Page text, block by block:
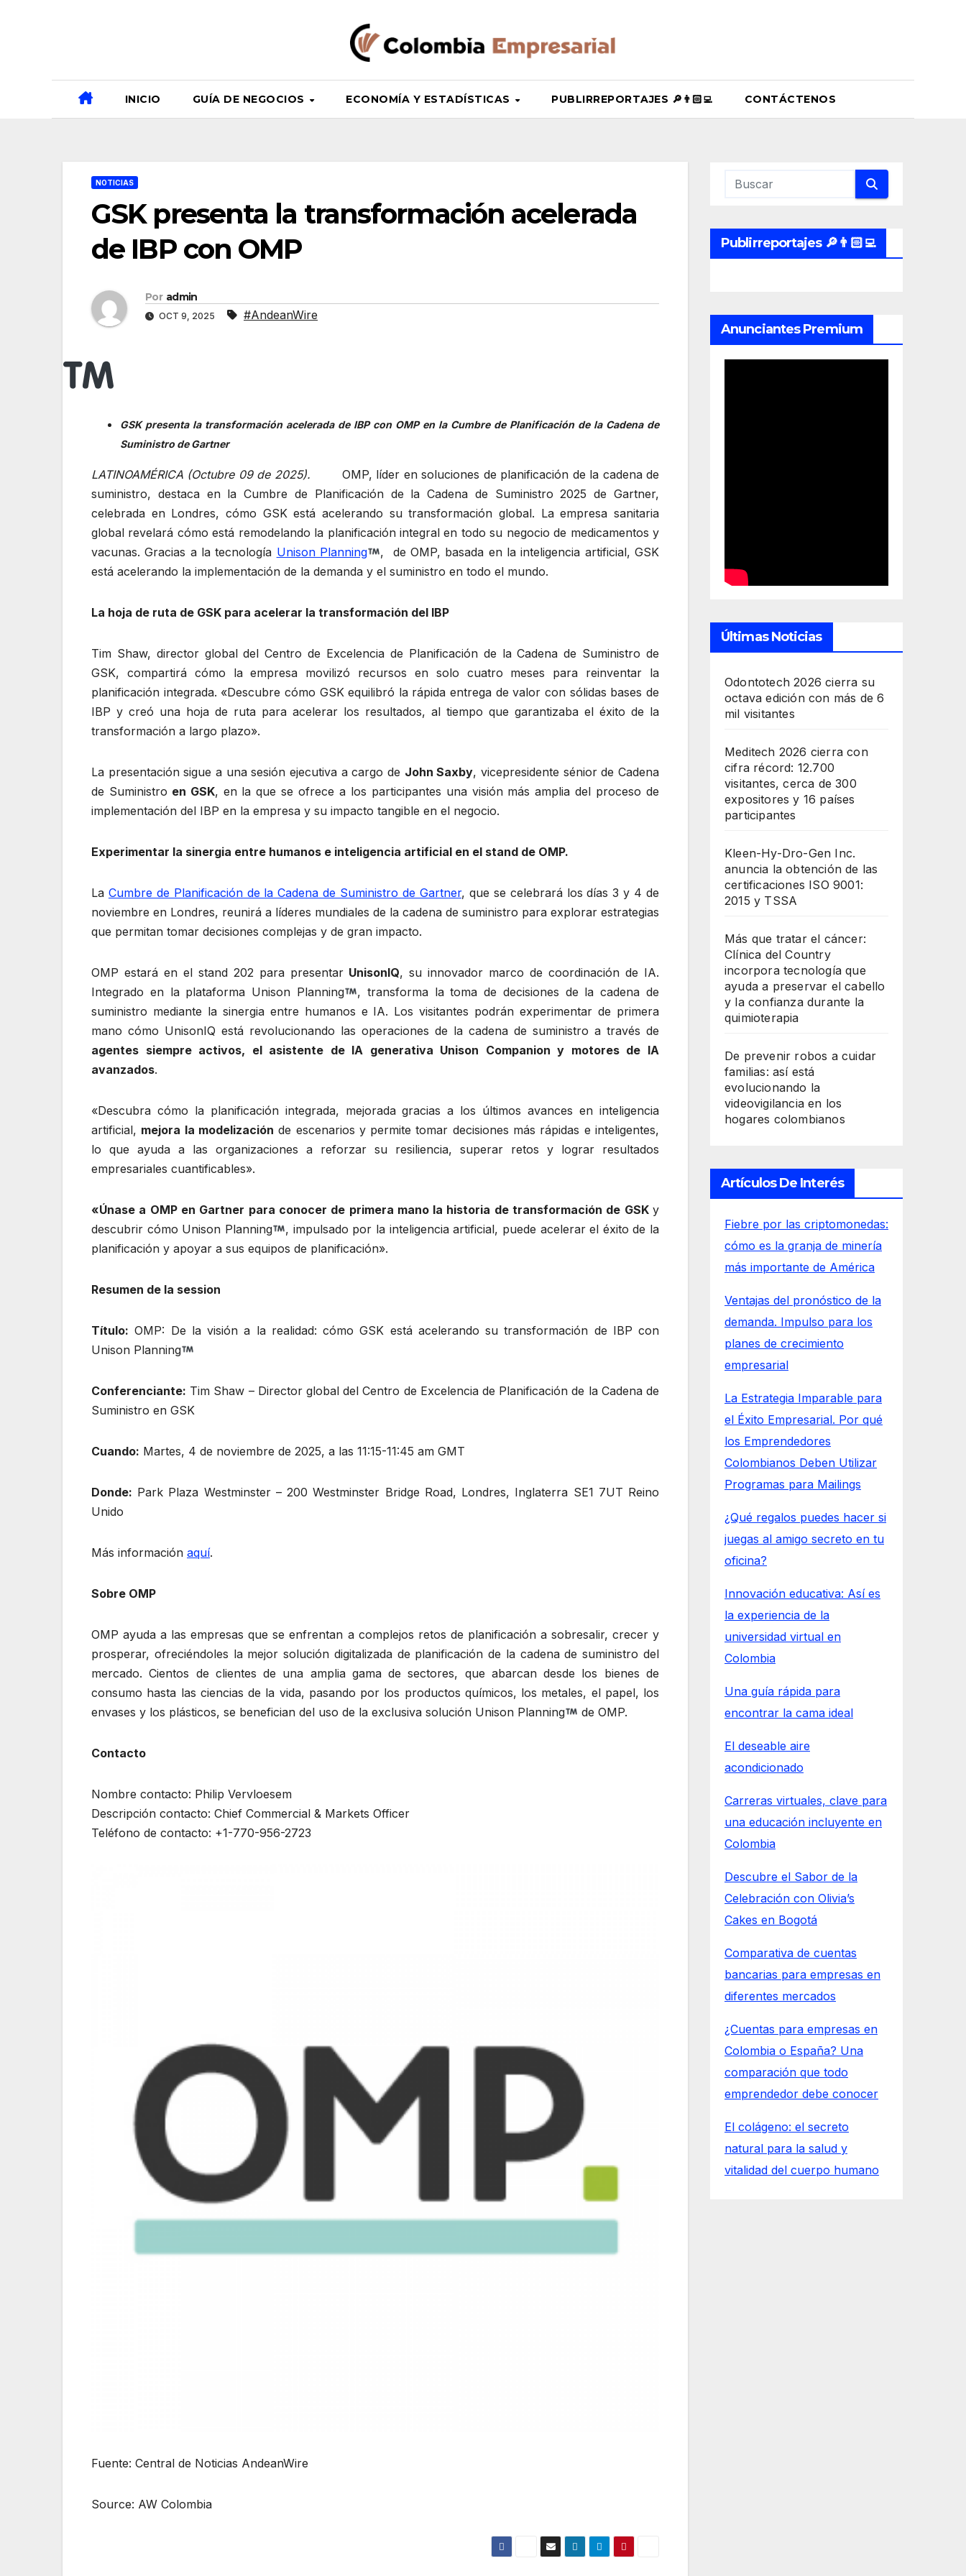
INICIO GUÍA DE NEGOCIOS ECONOMÍA Y ESTADÍSTICAS PUBLIRREPORTAJES 🔎👨🏻‍💻 CONTÁCTENOS
NOTICIAS
GSK presenta la transformación acelerada
de IBP con OMP
Por admin
OCT 9, 2025 #AndeanWire
GSK presenta la transformación acelerada de IBP con OMP en la Cumbre de Planificación de la Cadena de
Suministro de Gartner
LATINOAMÉRICA (Octubre 09 de 2025). OMP, líder en soluciones de planificación de la cadena de
suministro, destaca en la Cumbre de Planificación de la Cadena de Suministro 2025 de Gartner,
celebrada en Londres, cómo GSK está acelerando su transformación global. La empresa sanitaria
global revelará cómo está remodelando la planificación integral en todo su negocio de medicamentos y
vacunas. Gracias a la tecnología Unison Planning
, de OMP, basada en la inteligencia artificial, GSK
está acelerando la implementación de la demanda y el suministro en todo el mundo.
La hoja de ruta de GSK para acelerar la transformación del IBP
Tim Shaw, director global del Centro de Excelencia de Planificación de la Cadena de Suministro de
GSK, compartirá cómo la empresa movilizó recursos en solo cuatro meses para reinventar la
planificación integrada. «Descubre cómo GSK equilibró la rápida entrega de valor con sólidas bases de
IBP y creó una hoja de ruta para acelerar los resultados, al tiempo que garantizaba el éxito de la
transformación a largo plazo».
La presentación sigue a una sesión ejecutiva a cargo de John Saxby, vicepresidente sénior de Cadena
de Suministro en GSK, en la que se ofrece a los participantes una visión más amplia del proceso de
implementación del IBP en la empresa y su impacto tangible en el negocio.
Experimentar la sinergia entre humanos e inteligencia artificial en el stand de OMP.
La Cumbre de Planificación de la Cadena de Suministro de Gartner, que se celebrará los días 3 y 4 de
noviembre en Londres, reunirá a líderes mundiales de la cadena de suministro para explorar estrategias
que permitan tomar decisiones complejas y de gran impacto.
OMP estará en el stand 202 para presentar UnisonIQ, su innovador marco de coordinación de IA.
Integrado en la plataforma Unison Planning
, transforma la toma de decisiones de la cadena de
suministro mediante la sinergia entre humanos e IA. Los visitantes podrán experimentar de primera
mano cómo UnisonIQ está revolucionando las operaciones de la cadena de suministro a través de
agentes siempre activos, el asistente de IA generativa Unison Companion y motores de IA
avanzados.
«Descubra cómo la planificación integrada, mejorada gracias a los últimos avances en inteligencia
artificial, mejora la modelización de escenarios y permite tomar decisiones más rápidas e inteligentes,
lo que ayuda a las organizaciones a reforzar su resiliencia, superar retos y lograr resultados
empresariales cuantificables».
«Únase a OMP en Gartner para conocer de primera mano la historia de transformación de GSK y
descubrir cómo Unison Planning
, impulsado por la inteligencia artificial, puede acelerar el éxito de la
planificación y apoyar a sus equipos de planificación».
Resumen de la session
Título: OMP: De la visión a la realidad: cómo GSK está acelerando su transformación de IBP con
Unison Planning
Conferenciante: Tim Shaw – Director global del Centro de Excelencia de Planificación de la Cadena de
Suministro en GSK
Cuando: Martes, 4 de noviembre de 2025, a las 11:15-11:45 am GMT
Donde: Park Plaza Westminster – 200 Westminster Bridge Road, Londres, Inglaterra SE1 7UT Reino
Unido
Más información aquí.
Sobre OMP
OMP ayuda a las empresas que se enfrentan a complejos retos de planificación a sobresalir, crecer y
prosperar, ofreciéndoles la mejor solución digitalizada de planificación de la cadena de suministro del
mercado. Cientos de clientes de una amplia gama de sectores, que abarcan desde los bienes de
consumo hasta las ciencias de la vida, pasando por los productos químicos, los metales, el papel, los
envases y los plásticos, se benefician del uso de la exclusiva solución Unison Planning
de OMP.
Contacto
Nombre contacto: Philip Vervloesem
Descripción contacto: Chief Commercial & Markets Officer
Teléfono de contacto: +1-770-956-2723
Fuente: Central de Noticias AndeanWire
Source: AW Colombia
Publirreportajes 🔎👨🏻‍💻
Anunciantes Premium
Últimas Noticias
Odontotech 2026 cierra su
octava edición con más de 6
mil visitantes
Meditech 2026 cierra con
cifra récord: 12.700
visitantes, cerca de 300
expositores y 16 países
participantes
Kleen-Hy-Dro-Gen Inc.
anuncia la obtención de las
certificaciones ISO 9001:
2015 y TSSA
Más que tratar el cáncer:
Clínica del Country
incorpora tecnología que
ayuda a preservar el cabello
y la confianza durante la
quimioterapia
De prevenir robos a cuidar
familias: así está
evolucionando la
videovigilancia en los
hogares colombianos
Artículos De Interés
Fiebre por las criptomonedas:
cómo es la granja de minería
más importante de América
Ventajas del pronóstico de la
demanda. Impulso para los
planes de crecimiento
empresarial
La Estrategia Imparable para
el Éxito Empresarial. Por qué
los Emprendedores
Colombianos Deben Utilizar
Programas para Mailings
¿Qué regalos puedes hacer si
juegas al amigo secreto en tu
oficina?
Innovación educativa: Así es
la experiencia de la
universidad virtual en
Colombia
Una guía rápida para
encontrar la cama ideal
El deseable aire
acondicionado
Carreras virtuales, clave para
una educación incluyente en
Colombia
Descubre el Sabor de la
Celebración con Olivia’s
Cakes en Bogotá
Comparativa de cuentas
bancarias para empresas en
diferentes mercados
¿Cuentas para empresas en
Colombia o España? Una
comparación que todo
emprendedor debe conocer
El colágeno: el secreto
natural para la salud y
vitalidad del cuerpo humano